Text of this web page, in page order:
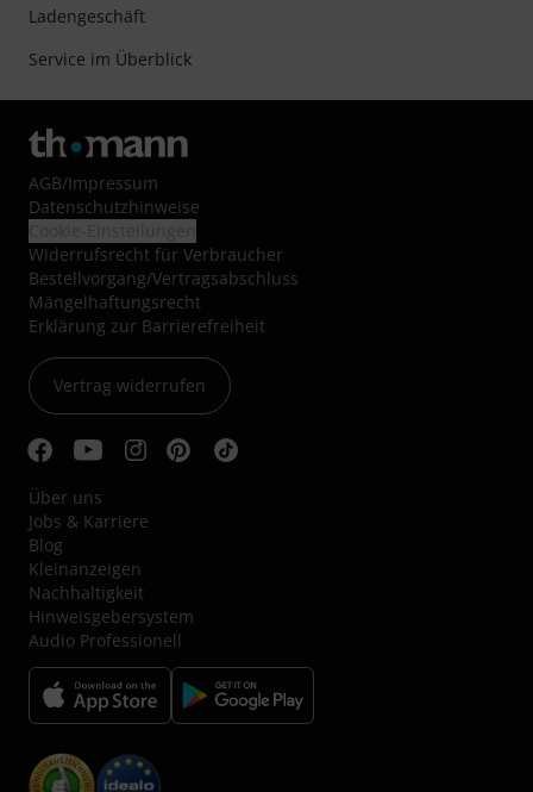
Ladengeschäft
Service im Überblick
AGB/Impressum
Datenschutzhinweise
Widerrufsrecht für Verbraucher
Bestellvorgang/Vertragsabschluss
Mängelhaftungsrecht
Erklärung zur Barrierefreiheit
Vertrag widerrufen
Über uns
Jobs & Karriere
Blog
Kleinanzeigen
Nachhaltigkeit
Hinweisgebersystem
Audio Professionell